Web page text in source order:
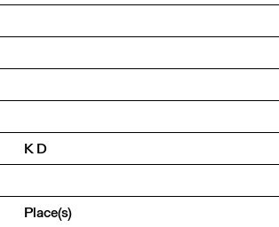
K D
Place(s)